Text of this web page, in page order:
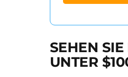
SEHEN
UNTER